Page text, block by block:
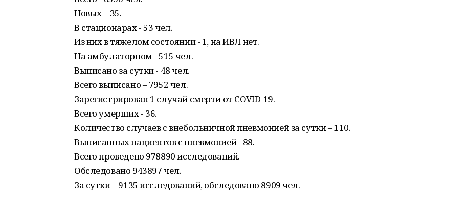
Новых – 35.
В стационарах - 53 чел.
Из них в тяжелом состоянии - 1, на ИВЛ нет.
На амбулаторном - 515 чел.
Выписано за сутки - 48 чел.
Всего выписано – 7952 чел.
Зарегистрирован 1 случай смерти от COVID-19.
Всего умерших - 36.
Количество случаев с внебольничной пневмонией за сутки – 110.
Выписанных пациентов с пневмонией - 88.
Всего проведено 978890 исследований.
Обследовано 943897 чел.
За сутки – 9135 исследований, обследовано 8909 чел.